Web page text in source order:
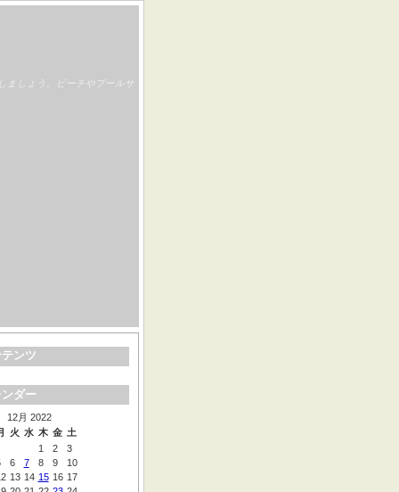
ましょう。ビーチやプールサ
テンツ
ンダー
12月 2022
火 水 木 金 土
1
2
3
6 7 8 9
10
13 14 15 16 17